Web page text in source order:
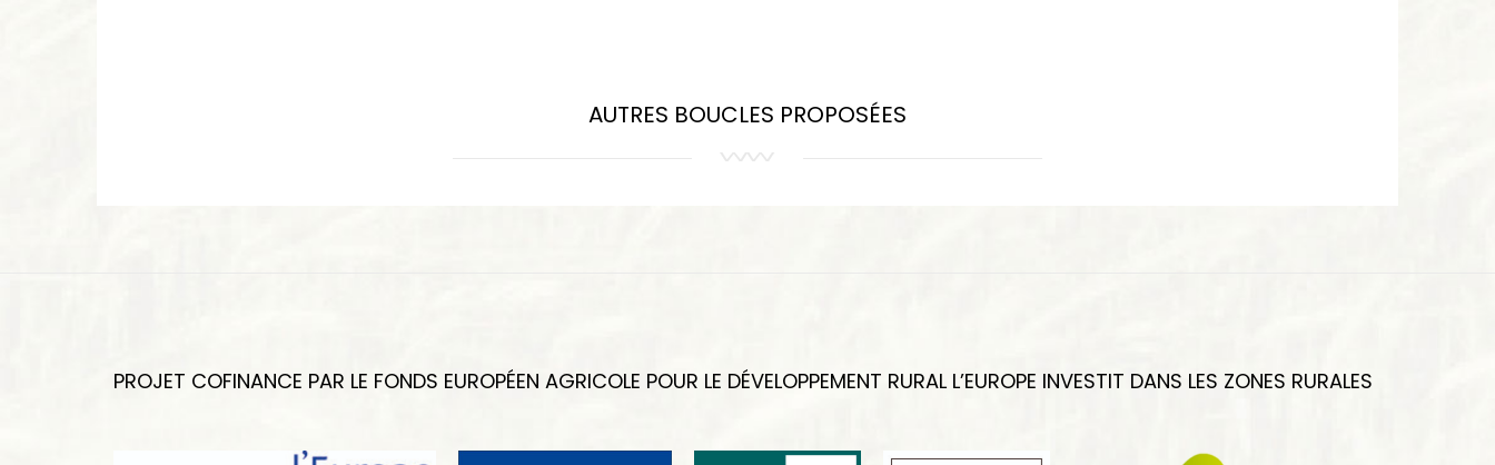
AUTRES BOUCLES PROPOSÉES
PROJET COFINANCE PAR LE FONDS EUROPÉEN AGRICOLE POUR LE DÉVELOPPEMENT RURAL L’EUROPE INVESTIT DANS LES ZONES RURALES